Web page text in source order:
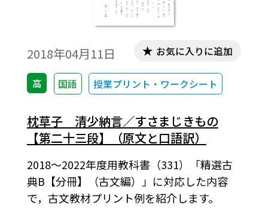
2018年04月11日
高 国語 授業プリント・ワークシート
お気に入りに追加
枕草子 清少納言／すさまじきもの
【第二十三段】（原文と口語訳）
2018～2022年度用教科書（331）「精選古
典B【分冊】（古文編）」に対応した内容
で，古文教材プリント例を紹介します。